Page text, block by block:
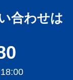
合わせは